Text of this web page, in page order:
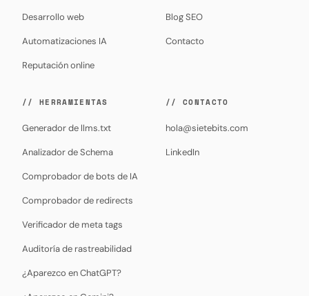
Desarrollo web
Automatizaciones IA
Reputación online
Blog SEO
Contacto
// HERRAMIENTAS
Generador de llms.txt
Analizador de Schema
Comprobador de bots de IA
Comprobador de redirects
Verificador de meta tags
Auditoría de rastreabilidad
¿Aparezco en ChatGPT?
// CONTACTO
hola@sietebits.com
LinkedIn